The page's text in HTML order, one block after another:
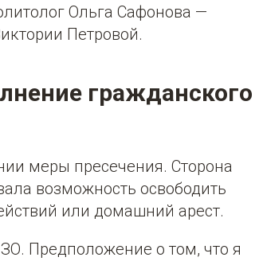
Ольга Сафонова —
Петровой.
гражданского
меры пресечения. Сторона
возможность освободить
или домашний арест.
Предположение о том, что я